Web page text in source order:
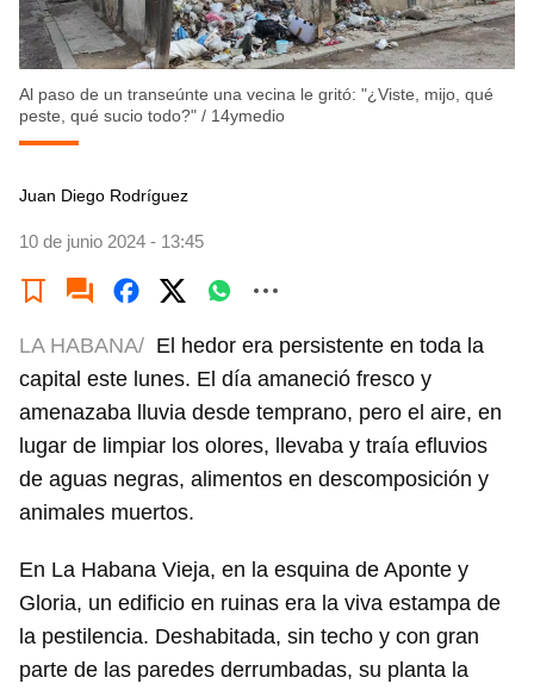
Al paso de un transeúnte una vecina le gritó: "¿Viste, mijo, qué
peste, qué sucio todo?" / 14ymedio
Juan Diego Rodríguez
10 de junio 2024 - 13:45
LA HABANA/ El hedor era persistente en toda la
capital este lunes. El día amaneció fresco y
amenazaba lluvia desde temprano, pero el aire, en
lugar de limpiar los olores, llevaba y traía efluvios
de aguas negras, alimentos en descomposición y
animales muertos.
En La Habana Vieja, en la esquina de Aponte y
Gloria, un edificio en ruinas era la viva estampa de
la pestilencia. Deshabitada, sin techo y con gran
parte de las paredes derrumbadas, su planta la